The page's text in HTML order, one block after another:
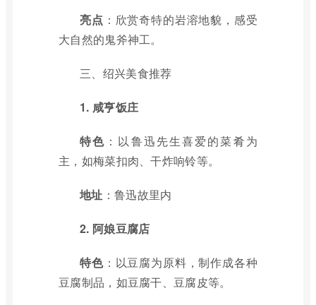
亮点 ：欣赏奇特的岩溶地貌，感受
大自然的鬼斧神工。
三、绍兴美食推荐
1. 咸亨饭庄
特色 ：以鲁迅先生喜爱的菜肴为
主，如梅菜扣肉、干炸响铃等。
地址 ：鲁迅故里内
2. 阿娘豆腐店
特色：以豆腐为原料，制作成各种
豆腐制品，如豆腐干、豆腐皮等。